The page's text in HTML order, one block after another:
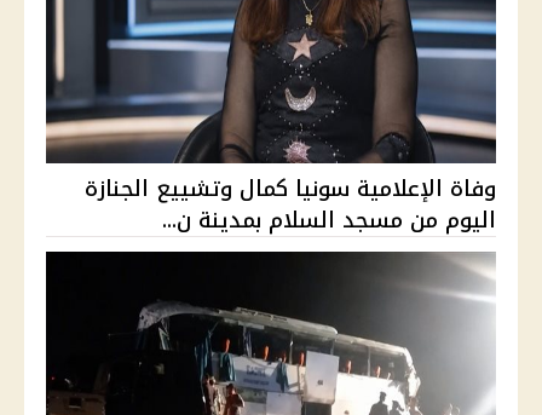
وفاة الإعلامية سونيا كمال وتشييع الجنازة
اليوم من مسجد السلام بمدينة ن...